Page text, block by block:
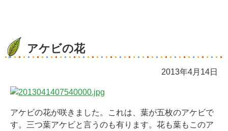
アケビの花
2013年4月14日
アケビの花が咲きました。これは、葉が五枚のアケビで
す。三つ葉アケビと言うのも有ります。花も葉もこのア